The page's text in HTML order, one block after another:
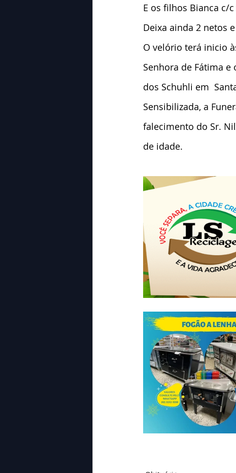
E os filhos Bianca c/
Deixa ainda 2 netos
O velório terá inicio
Senhora de Fátima
dos Schuhli em
Sensibilizada, a
falecimento do Sr.
de idade.